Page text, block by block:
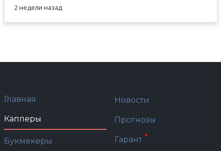
2 недели назад
Главная
Капперы
Букмекеры
Новости
Прогнозы
Гарант